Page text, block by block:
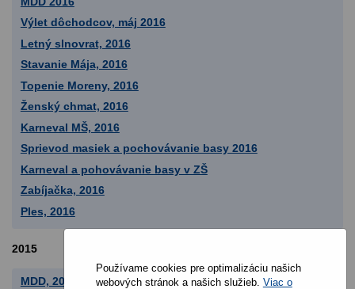
Výlet dôchodcov, máj 2016
Letný slnovrat, 2016
Stavanie Mája, 2016
Topenie Moreny, 2016
Ženský chmat, 2016
Karneval MŠ, 2016
Sprievod masiek a pochovávanie basy 2016
Karneval a pohovávanie basy v ZŠ
Zabíjačka, 2016
Ples, 2016
2015
MDD, 2015
Používame cookies pre optimalizáciu našich
webových stránok a našich služieb. Viac o